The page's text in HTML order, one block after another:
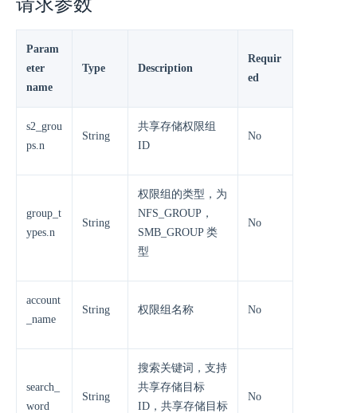
Param
eter
name
Type Description
Requir
ed
s2_grou
ps.n
String
共享存储权限组
ID
No
group_t
ypes.n
String
权限组的类型，为
NFS_GROUP，
SMB_GROUP 类
型
No
account
_name
String 权限组名称 No
search_
word
String
搜索关键词，支持
共享存储目标
ID，共享存储目标
No